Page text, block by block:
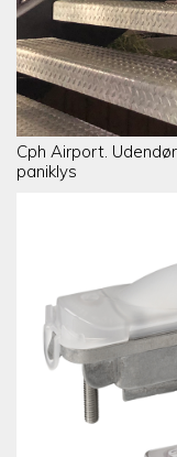
Cph Airport.
paniklys